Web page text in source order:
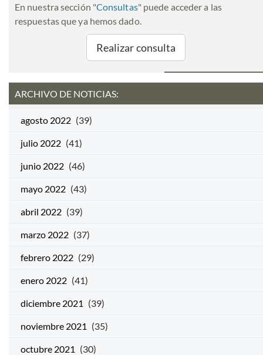
En nuestra sección "Consultas" puede acceder a las
respuestas que ya hemos dado.
Realizar consulta
ARCHIVO DE NOTICIAS:
agosto 2022 (39)
julio 2022 (41)
junio 2022 (46)
mayo 2022 (43)
abril 2022 (39)
marzo 2022 (37)
febrero 2022 (29)
enero 2022 (41)
diciembre 2021 (39)
noviembre 2021 (35)
octubre 2021 (30)